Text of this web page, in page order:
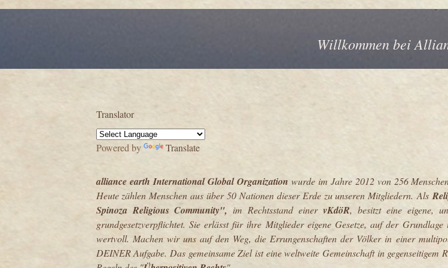
Willkommen bei
Translator
Powered by Translate
alliance earth International Global Organization wurde im Jahre 2012 von 256
Heute zählen Menschen aus über 50 Nationen dieser Erde zu unseren Mitgliedern. Als
Spinoza Religious Community",im Rechtsstand einervKdöR, besitzt eine eigene,
grundgesetzverpflichtet. Sie erlässt für ihre Mitglieder eigene Gesetze, auf der
wertvoll. Machen wir uns auf den Weg, die Errungenschaften der Völker in einer
DEINER Aufgabe. Das gemeinsame Ziel ist eine weltweite Gemeinschaft in